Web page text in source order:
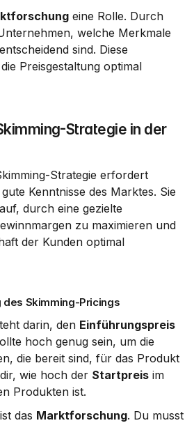
eine Rolle. Durch
welche Merkmale
sind. Diese
Preisgestaltung optimal
Strategie in der
Strategie erfordert
Kenntnisse des Marktes. Sie
durch eine gezielte
zu maximieren und
der Kunden optimal
des Skimming-Pricings
darin, den Einführungspreis
hoch genug sein, um die
die bereit sind, für das Produkt
wie hoch der Startpreis im
Produkten ist.
das Marktforschung. Du musst